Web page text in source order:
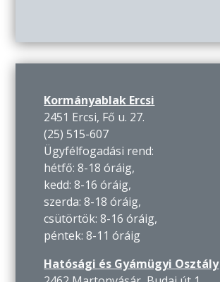
Kormányablak Ercsi
2451 Ercsi, Fő u. 27.
(25) 515-607
Ügyfélfogadási rend:
hétfő: 8-18 óráig,
kedd: 8-16 óráig,
szerda: 8-18 óráig,
csütörtök: 8-16 óráig,
péntek: 8-11 óráig
Hatósági és Gyámügyi Osztály